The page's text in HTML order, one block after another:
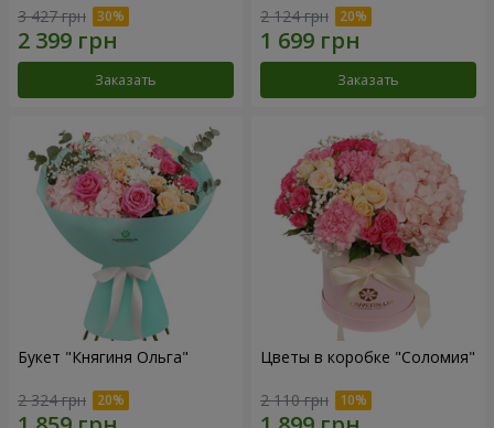
3 427 грн
Заказать
2 124 грн
Заказать
Букет "Княгиня Ольга"
2 324 грн
Цветы в коробке "Соломия"
2 110 грн